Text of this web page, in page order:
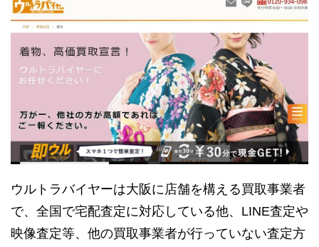
ウルトラバイヤーは大阪に店舗を構える買取事業者
で、全国で宅配査定に対応している他、LINE査定や
映像査定等、他の買取事業者が行っていない査定方